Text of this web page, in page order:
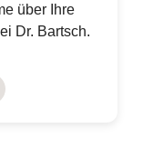
über Ihre
Dr. Bartsch.